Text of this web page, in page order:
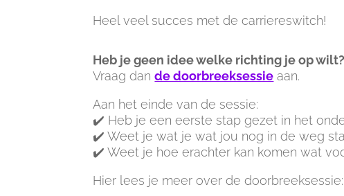
Heel veel succes met de carriereswitch!
Heb je geen idee welke richting je op wilt?
Vraag dande doorbreeksessie aan.
Aan het einde van de sessie:
✔️ Heb je een eerste stap gezet in het
✔️ Weet je wat je wat jou nog in de weg
✔️ Weet je hoe erachter kan komen wat
Hier lees je meer over de doorbreeksessie: